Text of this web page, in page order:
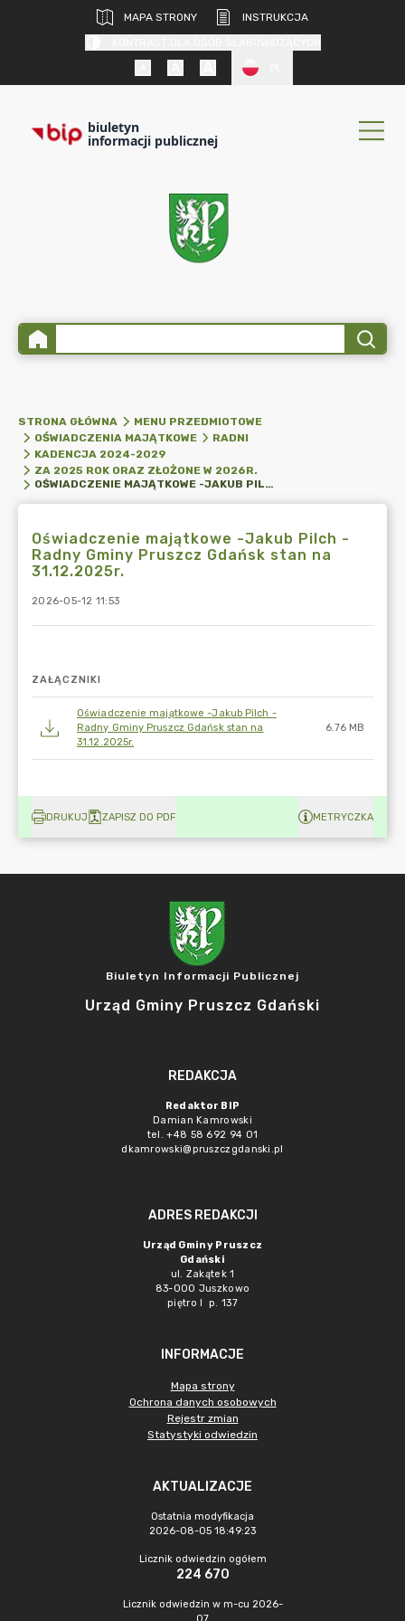
MAPA STRONY
INSTRUKCJA
biuletyn
informacji publicznej
STRONA GŁÓWNA
MENU PRZEDMIOTOWE
OŚWIADCZENIA MAJĄTKOWE
RADNI
KADENCJA 2024-2029
ZA 2025 ROK ORAZ ZŁOŻONE W 2026R.
OŚWIADCZENIE MAJĄTKOWE -JAKUB PILCH -RADNY GMINY PRUSZCZ GDAŃSK STAN NA 31.12.2025R.
Oświadczenie majątkowe -Jakub Pilch -
Radny Gminy Pruszcz Gdańsk stan na
31.12.2025r.
2026-05-12 11:53
ZAŁĄCZNIKI
Oświadczenie majątkowe -Jakub Pilch -
Radny Gminy Pruszcz Gdańsk stan na
31.12.2025r.
6.76 MB
DRUKUJ ZAPISZ DO PDF METRYCZKA
Biuletyn Informacji Publicznej
Urząd Gminy Pruszcz Gdański
REDAKCJA
Redaktor BIP
Damian Kamrowski
tel. +48 58 692 94 01
dkamrowski@pruszczgdanski.pl
ADRES REDAKCJI
Urząd Gminy Pruszcz
Gdański
ul. Zakątek 1
83-000 Juszkowo
piętro I p. 137
INFORMACJE
Mapa strony
Ochrona danych osobowych
Rejestr zmian
Statystyki odwiedzin
AKTUALIZACJE
Ostatnia modyfikacja
2026-08-05 18:49:23
Licznik odwiedzin ogółem
224 670
Licznik odwiedzin w m-cu 2026-